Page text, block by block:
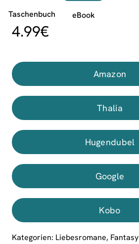
4.99€
Amazon
Thalia
Hugendubel
Google
Kobo
Kategorien: Liebesromane, Fantasy